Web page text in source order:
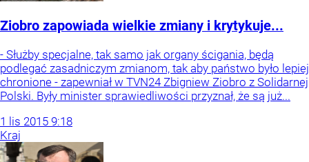
Ziobro zapowiada wielkie zmiany i krytykuje...
- Służby specjalne, tak samo jak organy ścigania, będą
podlegać zasadniczym zmianom, tak aby państwo było lepiej
chronione - zapewniał w TVN24 Zbigniew Ziobro z Solidarnej
Polski. Były minister sprawiedliwości przyznał, że są już...
1 lis 2015 9:18
Kraj